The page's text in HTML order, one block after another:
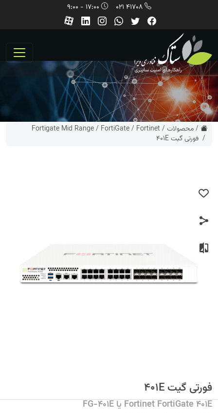
41708 021
/محصولات /
Fortinet
/
FortiGate
/
Fortigate Mid Range
/ فورتی گیت 401E
فورتی گیت 401E
Fortinet FortiGate 401E یا FG-401E